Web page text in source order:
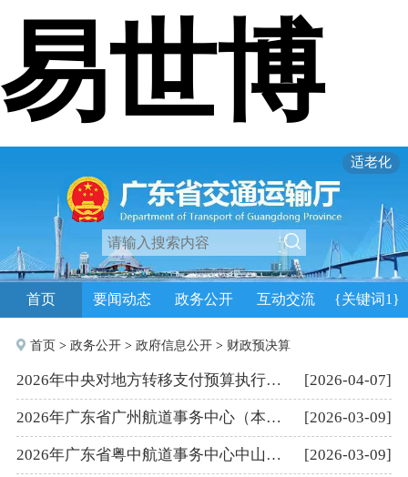
易世博
适老化
首页 要闻动态 政务公开 互动交流 {关键词1}
首页> 政务公开> 政府信息公开> 财政预决算
2026年中央对地方转移支付预算执行情况绩效自评报告 [2026-04-07]
2026年广东省广州航道事务中心（本级）部门预算 [2026-03-09]
2026年广东省粤中航道事务中心中山航道所部门预算 [2026-03-09]